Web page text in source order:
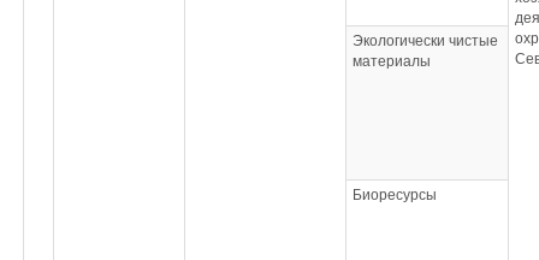
Экологически чистые
материалы
Биоресурсы